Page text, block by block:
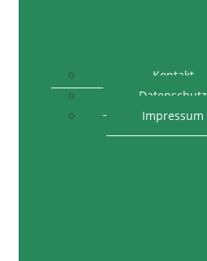
Kontakt
Datenschutz
Impressum